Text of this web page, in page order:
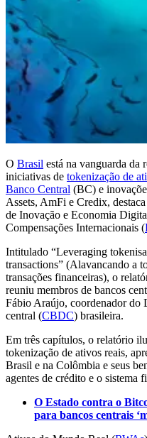
O Brasil está na vanguarda
iniciativas de tokenização de
Banco Central (BC) e
Assets, AmFi e Credix,
de Inovação e Economia
Compensações Internacionais (
Intitulado “Leveraging
transactions” (Alavancando a
transações financeiras), o
reuniu membros de bancos
Fábio Araújo, coordenador do
central (CBDC) brasileira.
Em três capítulos, o relatório
tokenização de ativos reais,
Brasil e na Colômbia e seus
agentes de crédito e o sistema
O Estado contra o
para bancos centrais